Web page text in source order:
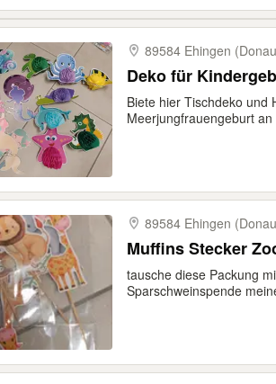
89584 Ehingen
Deko für
Biete hier Tischdeko und
Meerjungfrauengeburt an
89584 Ehingen
Muffins Stecker
tausche diese Packung
Sparschweinspende